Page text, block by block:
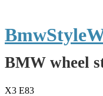
BMW wheel
X3 E83